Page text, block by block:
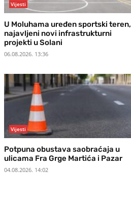
Vijesti
U Moluhama uređen sportski teren,
najavljeni novi infrastrukturni
projekti u Solani
06.08.2026. 13:36
Vijesti
Potpuna obustava saobraćaja u
ulicama Fra Grge Martića i Pazar
04.08.2026. 14:02